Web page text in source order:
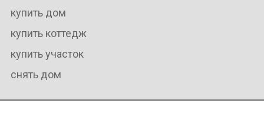
купить дом
купить коттедж
купить участок
снять дом